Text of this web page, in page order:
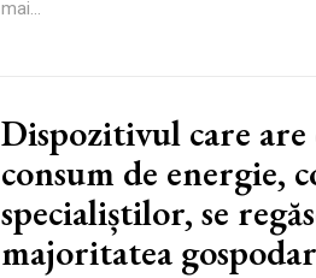
mai...
Dispozitivul care
consum de energie,
specialiștilor, se
majoritatea